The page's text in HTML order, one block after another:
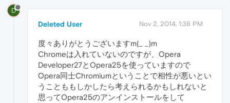
D
Deleted User Nov 2, 2014, 1:38 PM
度々ありがとうございますm(_ _)m
Chromeは入れていないのですが、Opera
Developer27とOpera25を使っていますので
Opera同士Chromiumということで相性が悪いとい
うことももしかしたら考えられるかもしれないと
思ってOpera25のアンインストールをして